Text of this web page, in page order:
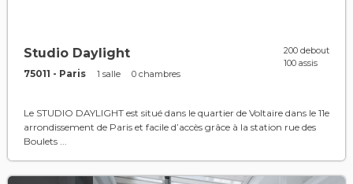
Studio Daylight
75011 - Paris 1 salle 0 chambres
200 debout
100 assis
Le STUDIO DAYLIGHT est situé dans le quartier de Voltaire dans le 11e
arrondissement de Paris et facile d’accès grâce à la station rue des
Boulets ...